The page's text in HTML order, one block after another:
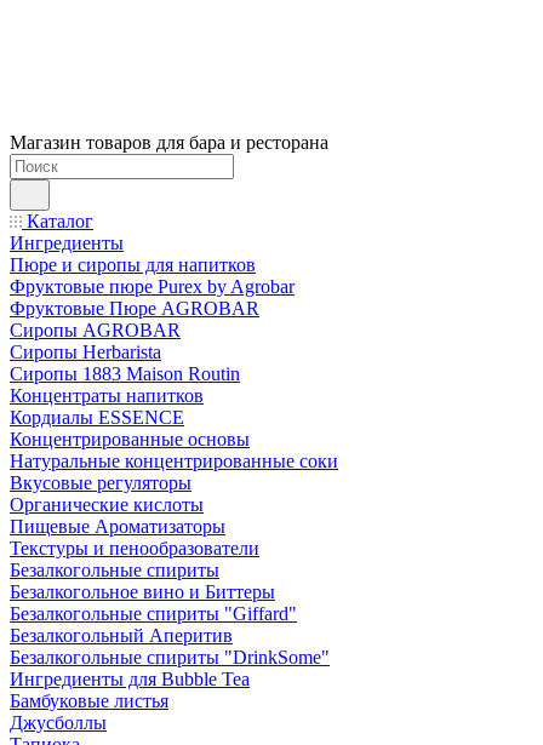
Магазин товаров для бара и ресторана
Каталог
Ингредиенты
Пюре и сиропы для напитков
Фруктовые пюре Purex by Agrobar
Фруктовые Пюре AGROBAR
Сиропы AGROBAR
Сиропы Herbarista
Сиропы 1883 Maison Routin
Концентраты напитков
Кордиалы ESSENCE
Концентрированные основы
Натуральные концентрированные соки
Вкусовые регуляторы
Органические кислоты
Пищевые Ароматизаторы
Текстуры и пенообразователи
Безалкогольные спириты
Безалкогольное вино и Биттеры
Безалкогольные спириты "Giffard"
Безалкогольный Аперитив
Безалкогольные спириты "DrinkSome"
Ингредиенты для Bubble Tea
Бамбуковые листья
Джусболлы